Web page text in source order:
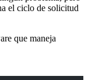
el ciclo de solicitud
que maneja